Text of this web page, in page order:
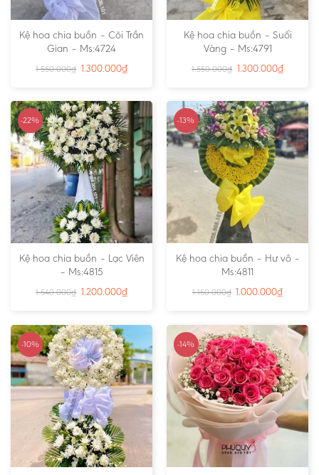
Kệ hoa chia buồn – Cõi Trần
Gian – Ms:4724
1.550.000₫ 1.300.000₫
Kệ hoa chia buồn – Suối
Vàng – Ms:4791
1.550.000₫ 1.300.000₫
-22%
Kệ hoa chia buồn – Lạc Viên
– Ms:4815
1.540.000₫ 1.200.000₫
-13%
Kệ hoa chia buồn – Hư vô –
Ms:4811
1.150.000₫ 1.000.000₫
-10% -14%